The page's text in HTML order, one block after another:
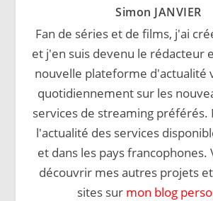
Simon JANVIER
Fan de séries et de films, j'ai
et j'en suis devenu le rédacteur
nouvelle plateforme d'actualité
quotidiennement sur les
services de streaming préférés.
l'actualité des services
et dans les pays francophones.
découvrir mes autres projets
sites sur mon blog